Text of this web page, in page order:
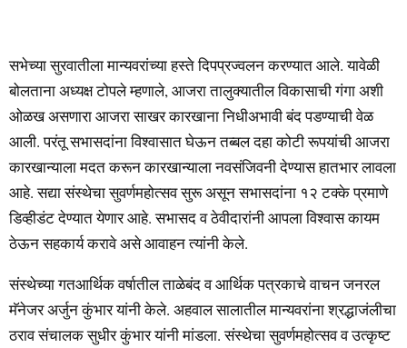
सभेच्या सुरवातीला मान्यवरांच्या हस्ते दिपप्रज्वलन करण्यात आले. यावेळी
बोलताना अध्यक्ष टोपले म्हणाले, आजरा तालुक्यातील विकासाची गंगा अशी
ओळख असणारा आजरा साखर कारखाना निधीअभावी बंद पडण्याची वेळ
आली. परंतू सभासदांना विश्वासात घेऊन तब्बल दहा कोटी रूपयांची आजरा
कारखान्याला मदत करून कारखान्याला नवसंजिवनी देण्यास हातभार लावला
आहे. सद्या संस्थेचा सुवर्णमहोत्सव सुरू असून सभासदांना १२ टक्के प्रमाणे
डिव्हीडंट देण्यात येणार आहे. सभासद व ठेवीदारांनी आपला विश्वास कायम
ठेऊन सहकार्य करावे असे आवाहन त्यांनी केले.
संस्थेच्या गतआर्थिक वर्षातील ताळेबंद व आर्थिक पत्रकाचे वाचन जनरल
मॅनेजर अर्जुन कुंभार यांनी केले. अहवाल सालातील मान्यवरांना श्रद्धाजंलीचा
ठराव संचालक सुधीर कुंभार यांनी मांडला. संस्थेचा सुवर्णमहोत्सव व उत्कृष्ट